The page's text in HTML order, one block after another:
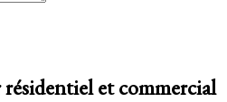
et commercial